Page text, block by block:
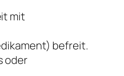
mit
befreit.
oder